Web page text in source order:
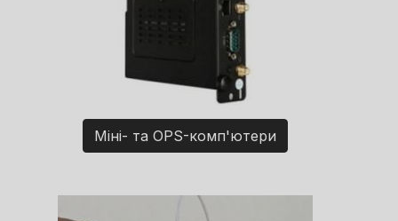
Міні- та OPS-комп'ютери